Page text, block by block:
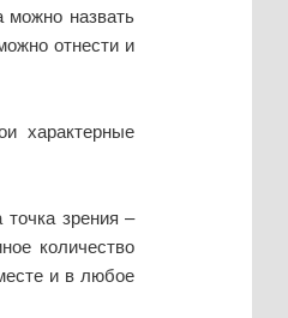
можно назвать
отнести и
характерные
зрения –
количество
и в любое